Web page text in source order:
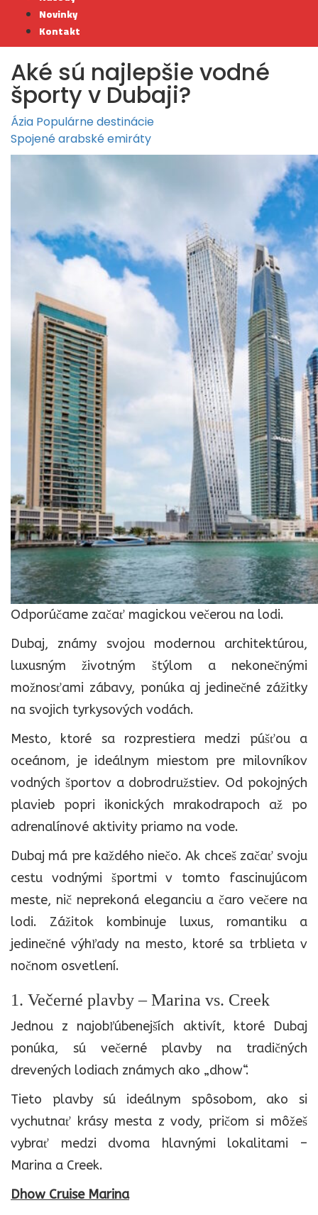
Novinky
Kontakt
Aké sú najlepšie vodné
športy v Dubaji?
Ázia Populárne destinácie
Spojené arabské emiráty
Odporúčame začať magickou večerou na lodi.
Dubaj, známy svojou modernou architektúrou,
luxusným životným štýlom a nekonečnými
možnosťami zábavy, ponúka aj jedinečné zážitky
na svojich tyrkysových vodách.
Mesto, ktoré sa rozprestiera medzi púšťou a
oceánom, je ideálnym miestom pre milovníkov
vodných športov a dobrodružstiev. Od pokojných
plavieb popri ikonických mrakodrapoch až po
adrenalínové aktivity priamo na vode.
Dubaj má pre každého niečo. Ak chceš začať svoju
cestu vodnými športmi v tomto fascinujúcom
meste, nič neprekoná eleganciu a čaro večere na
lodi. Zážitok kombinuje luxus, romantiku a
jedinečné výhľady na mesto, ktoré sa trblieta v
nočnom osvetlení.
1. Večerné plavby – Marina vs. Creek
Jednou z najobľúbenejších aktivít, ktoré Dubaj
ponúka, sú večerné plavby na tradičných
drevených lodiach známych ako „dhow“.
Tieto plavby sú ideálnym spôsobom, ako si
vychutnať krásy mesta z vody, pričom si môžeš
vybrať medzi dvoma hlavnými lokalitami –
Marina a Creek.
Dhow Cruise Marina